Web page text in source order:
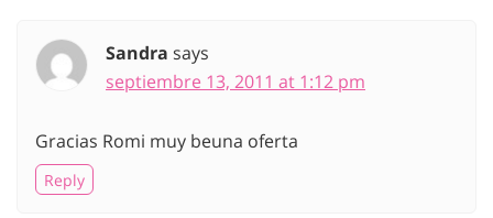
Sandra says
septiembre 13, 2011 at 1:12 pm
Gracias Romi muy beuna oferta
Reply